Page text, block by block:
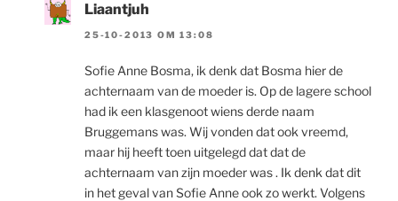
Liaantjuh
25-10-2013 OM 13:08
Sofie Anne Bosma, ik denk dat Bosma hier de
achternaam van de moeder is. Op de lagere school
had ik een klasgenoot wiens derde naam
Bruggemans was. Wij vonden dat ook vreemd,
maar hij heeft toen uitgelegd dat dat de
achternaam van zijn moeder was . Ik denk dat dit
in het geval van Sofie Anne ook zo werkt. Volgens